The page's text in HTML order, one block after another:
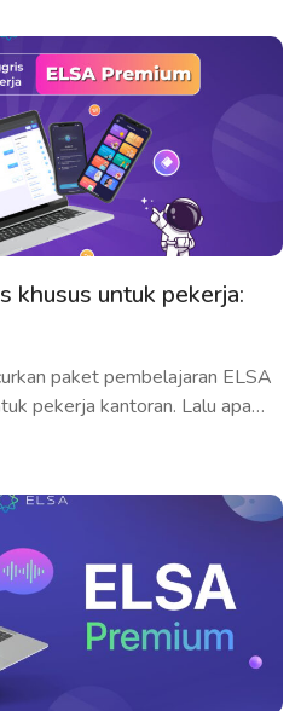
khusus untuk pekerja:
paket pembelajaran ELSA
pekerja kantoran. Lalu apa
pembelajaran ini? Mengapa
Yuk cari tahu melalui